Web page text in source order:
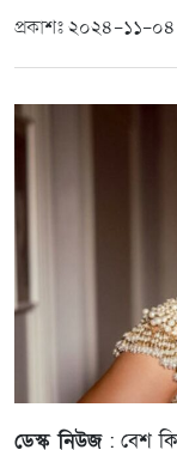
প্রকাশঃ ২০২৪-১১-
ডেস্ক নিউজ: বেশ